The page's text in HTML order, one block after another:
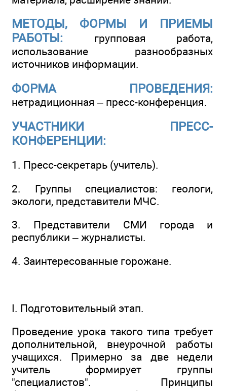
МЕТОДЫ, ФОРМЫ И ПРИЕМЫ
РАБОТЫ:
групповая работа,
использование разнообразных
источников информации.
ФОРМА ПРОВЕДЕНИЯ:
нетрадиционная – пресс-конференция.
УЧАСТНИКИ ПРЕСС-
КОНФЕРЕНЦИИ:
1. Пресс-секретарь (учитель).
2. Группы специалистов: геологи,
экологи, представители МЧС.
3. Представители СМИ города и
республики – журналисты.
4. Заинтересованные горожане.
I. Подготовительный этап.
Проведение урока такого типа требует
дополнительной, внеурочной работы
учащихся. Примерно за две недели
учитель формирует группы
"специалистов". Принципы